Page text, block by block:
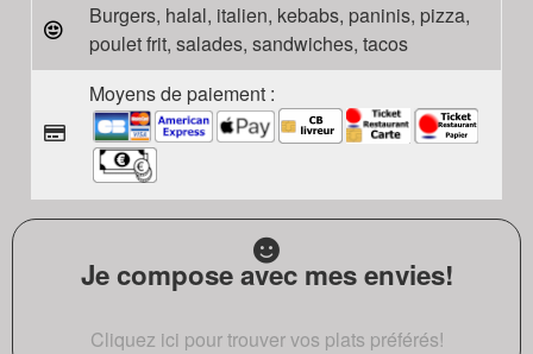
Burgers, halal, italien, kebabs, paninis, pizza,
poulet frit, salades, sandwiches, tacos
Moyens de paiement :
Je compose avec mes envies!
Cliquez ici pour trouver vos plats préférés!